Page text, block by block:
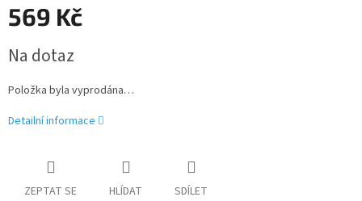
569 Kč
cena:
Na dotaz
Položka byla vyprodána…
Detailní informace
ZEPTAT SE HLÍDAT SDÍLET